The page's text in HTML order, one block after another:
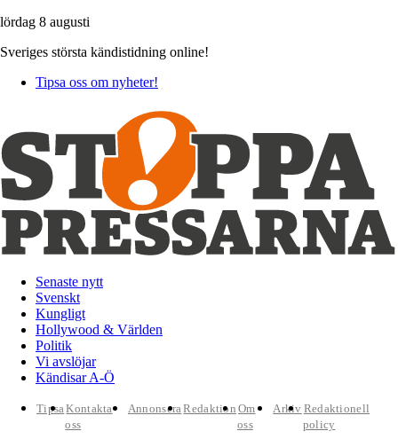
lördag 8 augusti
Sveriges största kändistidning online!
Tipsa oss om nyheter!
Senaste nytt
Svenskt
Kungligt
Hollywood & Världen
Politik
Vi avslöjar
Kändisar A-Ö
TipsaKontakta
oss
AnnonseraRedaktion Om
oss
Arkiv Redaktionell
policy